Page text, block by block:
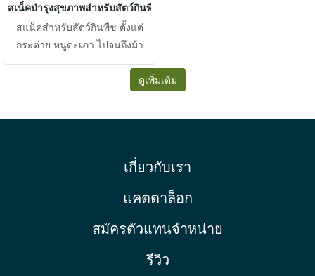
ทางเดินอาหารจากเชื้อโรคได้ดี
ขึ้น และมีแหล่งพลังงานจาก
ต้องการใช้ในปริมาณมาก
สเน็คบำรุงสุขภาพสำหรับสัตว์กินพืช
สแน็คสำหรับสัตว์กินพืช ตั้งแต่
กระต่าย หนูตะเภา ไปจนถึงม้า
กวาง ช้าง และยีราฟ ช่วยในการ
ส่งเสริมความสุข และหลีกเลี่ยง
มาทดแทนและช่วยป้องกันภาวะ
เสริมด้วยเยื่อใยอาหารสูงจากหญ้า
ระดับพรีเมี่ยม จึงช่วยกระตุ้นการ
ขับถ่ายให้ดีขึ้น และกากหญ้าช่วย
ดูเพิ่มเติม
เกี่ยวกับเรา
แคตตาล็อก
สมัครตัวแทนจำหน่าย
รีวิว